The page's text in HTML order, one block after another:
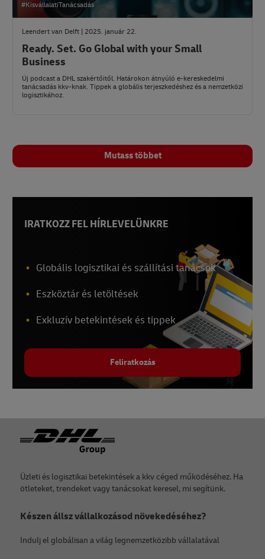
#KisvállalatiTanácsadás
Leendert van Delft | 2025. január 22.
Ready. Set. Go Global with your Small
Business
Új podcast a DHL szakértőitől. Határokon átnyúló e-kereskedelmi
tanácsadás kkv-knak. Tippek a globális terjeszkedéshez és a nemzetközi
logisztikához.
Mutass többet
IRATKOZZ FEL HÍRLEVELÜNKRE
Globális logisztikai és szállítási tanácsok
Eszköztár és letöltések
Exkluzív betekintések és tippek
Feliratkozás
Lábléc
Üzleti és logisztikai betekintések a kkv céged működéséhez. Ha
ötleteket, trendeket vagy tanácsokat keresel, mi segítünk.
Készen állsz vállalkozásod növekedéséhez?
Indulj el globálisan a világ legnemzetközibb vállalatával